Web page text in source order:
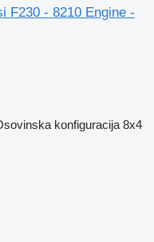
F230 - 8210 Engine -
konfiguracija 8x4